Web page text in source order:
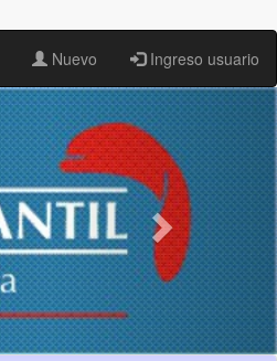
Nuevo Ingreso usuario